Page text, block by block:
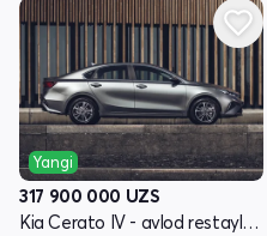
Yangi
317 900 000 UZS
Kia Cerato IV - avlod restayling